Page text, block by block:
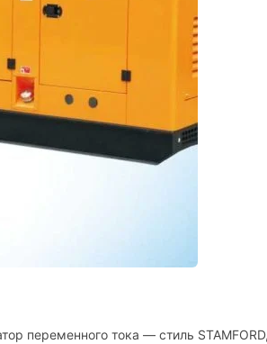
переменного тока — стиль